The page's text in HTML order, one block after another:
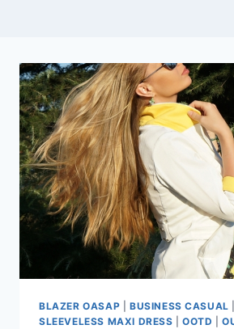
BLAZER OASAP BUSINESS CASUAL
SLEEVELESS MAXI DRESS |OOTD |